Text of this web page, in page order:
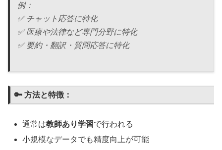
例：
✅ チャット応答に特化
✅ 医療や法律など専門分野に特化
✅ 要約・翻訳・質問応答に特化
🔑 方法と特徴：
通常は教師あり学習で行われる
小規模なデータでも精度向上が可能